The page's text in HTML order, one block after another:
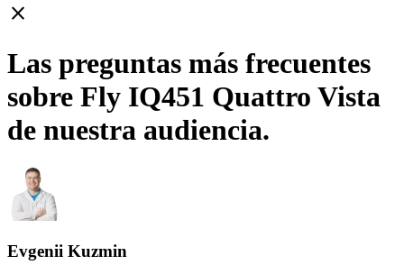
close
Las preguntas más frecuentes
sobre Fly IQ451 Quattro Vista
de nuestra audiencia.
Evgenii Kuzmin